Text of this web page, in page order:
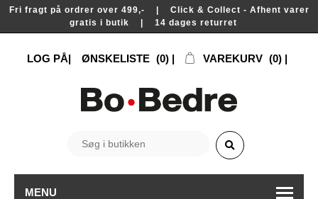
Fri fragt på ordrer over 499,- | Click & Collect - Afhent varer
gratis i butik | 14 dages returret
LOG PÅ ØNSKELISTE (0) VAREKURV (0)
MENU